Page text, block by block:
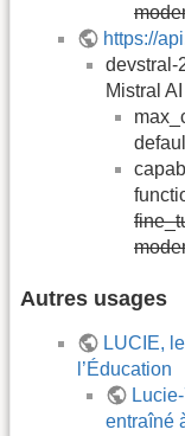
https://
devstral-
Mistral
Autres usages
LUCIE,
l’Éducation
entraîné